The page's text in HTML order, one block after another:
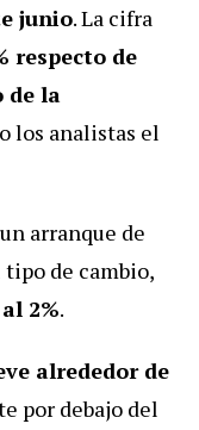
junio. La cifra
respecto de
de la
los analistas el
arranque de
de cambio,
2%.
alrededor de
por debajo del